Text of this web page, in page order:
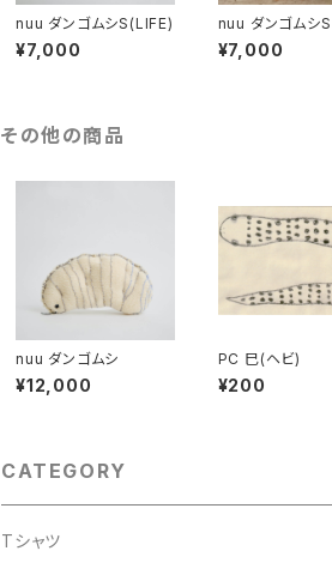
nuu ダンゴムシS(LIFE)
¥7,000
nuu ダンゴムシ
er)
¥7,000
その他の商品
nuu ダンゴムシ
¥12,000
PC 巳(ヘビ)
¥200
CATEGORY
Tシャツ